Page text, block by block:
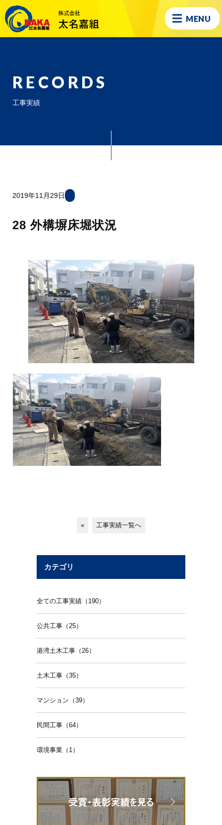
MENU
RECORDS
工事実績
2019年11月29日
28 外構塀床堀状況
« 工事実績一覧へ
カテゴリ
全ての工事実績（190）
公共工事（25）
港湾土木工事（26）
土木工事（35）
マンション（39）
民間工事（64）
環境事業（1）